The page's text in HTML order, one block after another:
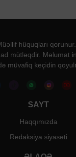
hüquqları
mütləqdir. Məlumat
müvafiq keçidin
SAYT
Haqqımızda
Redaksiya siyasəti